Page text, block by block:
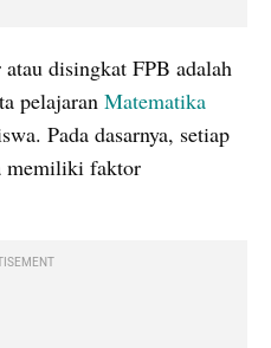
disingkat FPB adalah
pelajaran Matematika
Pada dasarnya, setiap
memiliki faktor